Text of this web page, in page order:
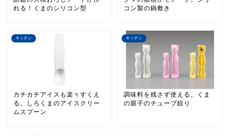
れる！くまのシリコン型
コン製の鍋敷き
キッチン
カチカチアイスも楽々すくえ
る。しろくまのアイスクリー
ムスプーン
キッチン
調味料を残さず使える。くま
の親子のチューブ絞り